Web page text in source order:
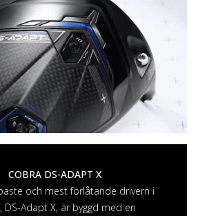
COBRA DS-ADAPT X
och mest förlåtande drivern i
DS-Adapt X, är byggd med en